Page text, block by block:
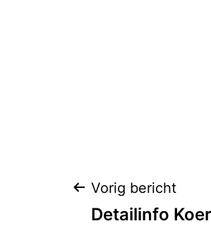
Bericht
Vorig bericht
Detailinfo